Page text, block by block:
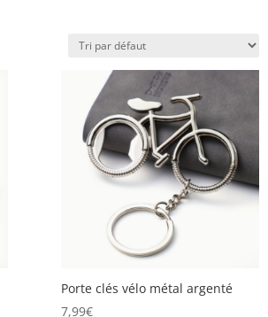
Porte clés vélo métal argenté
7,99€